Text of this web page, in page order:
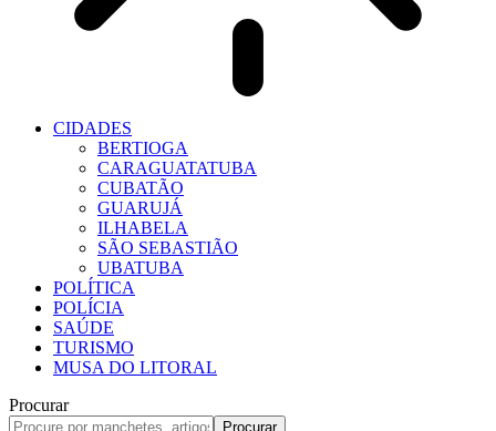
CIDADES
BERTIOGA
CARAGUATATUBA
CUBATÃO
GUARUJÁ
ILHABELA
SÃO SEBASTIÃO
UBATUBA
POLÍTICA
POLÍCIA
SAÚDE
TURISMO
MUSA DO LITORAL
Procurar